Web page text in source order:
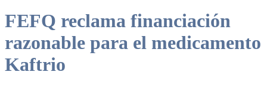
FEFQ reclama financiación
razonable para el medicamento
Kaftrio